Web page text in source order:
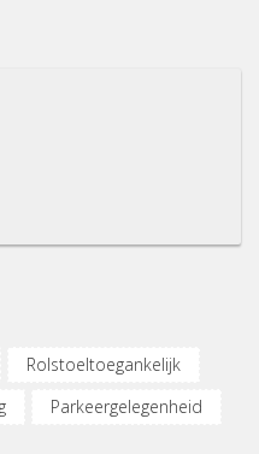
Rolstoeltoegankelijk
Parkeergelegenheid